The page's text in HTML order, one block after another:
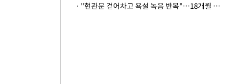
· "현관문 걷어차고 욕설 녹음 반복"…18개월 아기 키우는 집 뒤흔든 '앞집의 비극'